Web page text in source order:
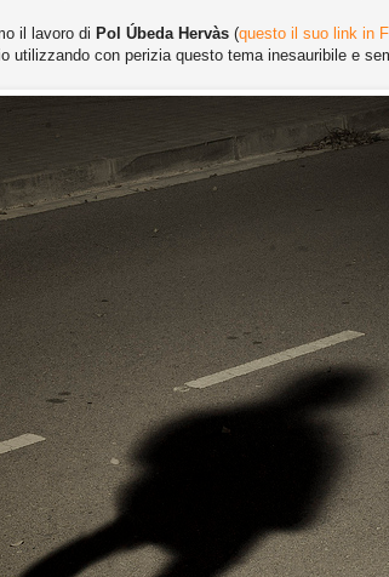
il lavoro di Pol Úbeda Hervàs (questo il suo link in
utilizzando con perizia questo tema inesauribile e